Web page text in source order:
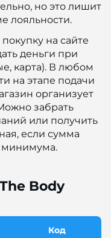
но это лишит
лояльности.
на сайте
деньги при
карта). В любом
на этапе подачи
организует
забрать
или получить
если сумма
минимума.
Body
Код